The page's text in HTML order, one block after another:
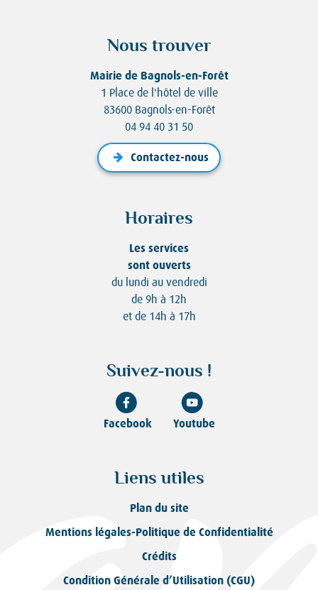
Nous trouver
Mairie de Bagnols-en-Forêt
1 Place de l'hôtel de ville
83600 Bagnols-en-Forêt
04 94 40 31 50
Contactez-nous
Horaires
Les services
sont ouverts
du lundi au vendredi
de 9h à 12h
et de 14h à 17h
Suivez-nous !
Facebook Youtube
Liens utiles
Plan du site
Mentions légales-Politique de Confidentialité
Crédits
Condition Générale d’Utilisation (CGU)